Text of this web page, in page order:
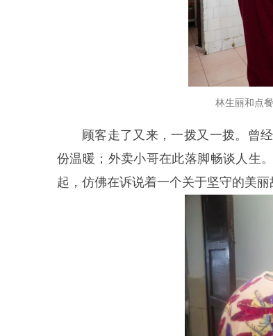
林生丽和点
顾客走了又来，一拨又一拨。曾
份温暖；外卖小哥在此落脚畅谈人生
起，仿佛在诉说着一个关于坚守的美丽